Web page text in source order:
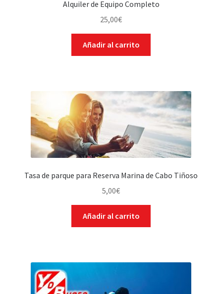
Alquiler de Equipo Completo
25,00€
Añadir al carrito
Tasa de parque para Reserva Marina de Cabo Tiñoso
5,00€
Añadir al carrito